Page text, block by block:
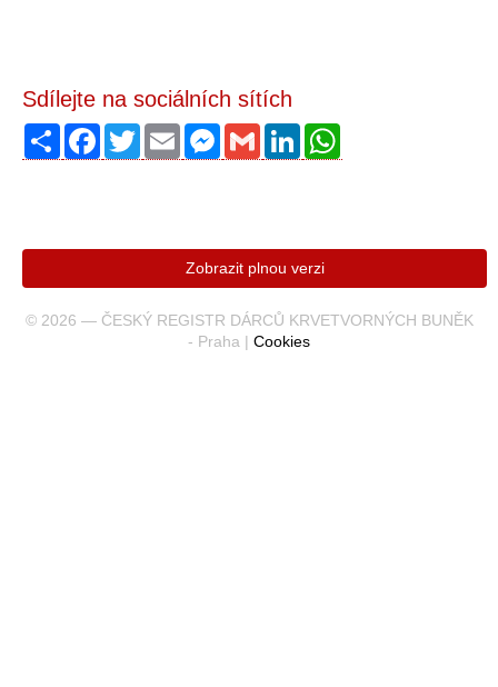
Sdílejte na sociálních sítích
SdíletFacebook
TwitterEmailMessenger
GmailLinkedIn
Zobrazit plnou verzi
© 2026 — ČESKÝ REGISTR DÁRCŮ KRVETVORNÝCH BUNĚK
- Praha | Cookies